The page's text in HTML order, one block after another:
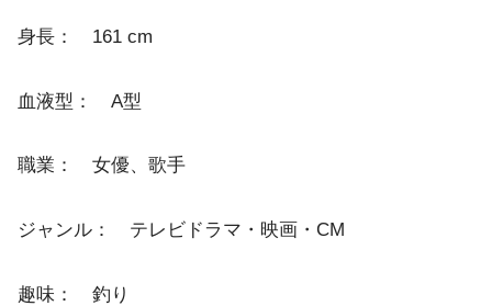
身長： 161 cm
血液型： A型
職業： 女優、歌手
ジャンル： テレビドラマ・映画・CM
趣味： 釣り